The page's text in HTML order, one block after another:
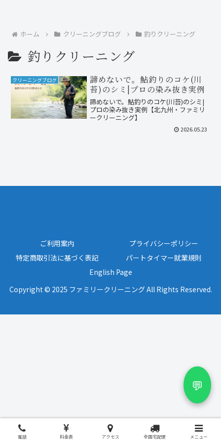
ホーム クリーニングブログ 釣りクリーニング
釣りクリーニング
クリーニングブログ
諦めないで。鮎釣りのコケ(川
苔)のシミ|プロの染み抜き実例
諦めないで。鮎釣りのコケ(川苔)のシミ|
プロの染み抜き実例【北九州・ファミリ
ークリーニング】
2026.05.23
💬
ご利用案内
プライバシーポリシー
特定商取引法に基づく表記
パートタイマー就業規則
English Page
Copyright © 2025 ファミリークリーニング All Rights Reserved.
電話 料金表 アクセス 全国宅配便 メニュー